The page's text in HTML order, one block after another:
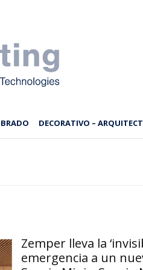
DECORATIVO –
Zemper lleva la
emergencia a un